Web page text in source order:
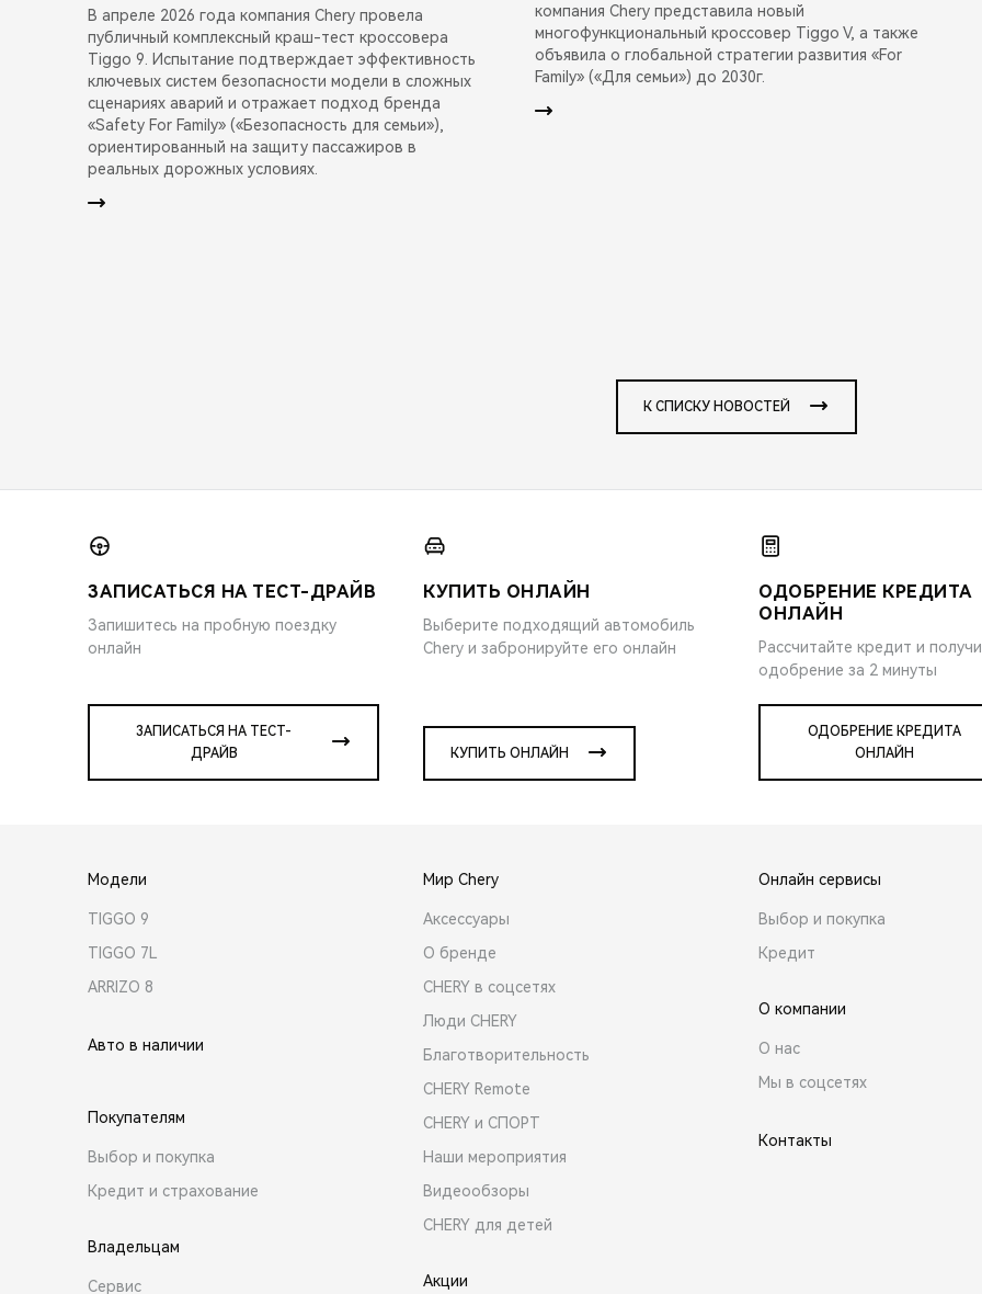
В апреле 2026 года компания Chery провела
публичный комплексный краш-тест кроссовера
Tiggo 9. Испытание подтверждает эффективность
ключевых систем безопасности модели в сложных
сценариях аварий и отражает подход бренда
«Safety For Family» («Безопасность для семьи»),
ориентированный на защиту пассажиров в
реальных дорожных условиях.
компания Chery представила новый
многофункциональный кроссовер Tiggo V, а также
объявила о глобальной стратегии развития «For
Family» («Для семьи») до 2030г.
К СПИСКУ НОВОСТЕЙ
ЗАПИСАТЬСЯ НА ТЕСТ-ДРАЙВ
Запишитесь на пробную поездку
онлайн
ЗАПИСАТЬСЯ НА ТЕСТ-
ДРАЙВ
КУПИТЬ ОНЛАЙН
Выберите подходящий автомобиль
Chery и забронируйте его онлайн
КУПИТЬ ОНЛАЙН
ОДОБРЕНИЕ КРЕДИТА
ОНЛАЙН
Рассчитайте кредит и
одобрение за 2 минуты
ОДОБРЕНИЕ КРЕДИТА
ОНЛАЙН
Модели
TIGGO 9
TIGGO 7L
ARRIZO 8
Авто в наличии
Покупателям
Выбор и покупка
Кредит и страхование
Владельцам
Сервис
Мир Chery
Аксессуары
О бренде
CHERY в соцсетях
Люди CHERY
Благотворительность
CHERY Remote
CHERY и СПОРТ
Наши мероприятия
Видеообзоры
CHERY для детей
Акции
Онлайн сервисы
Выбор и покупка
Кредит
О компании
О нас
Мы в соцсетях
Контакты